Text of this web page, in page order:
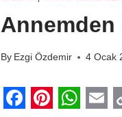
Annemden
By Ezgi Özdemir 4 Ocak